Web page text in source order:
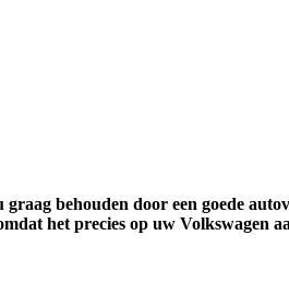
behouden door een goede
het precies op uw Volkswagen